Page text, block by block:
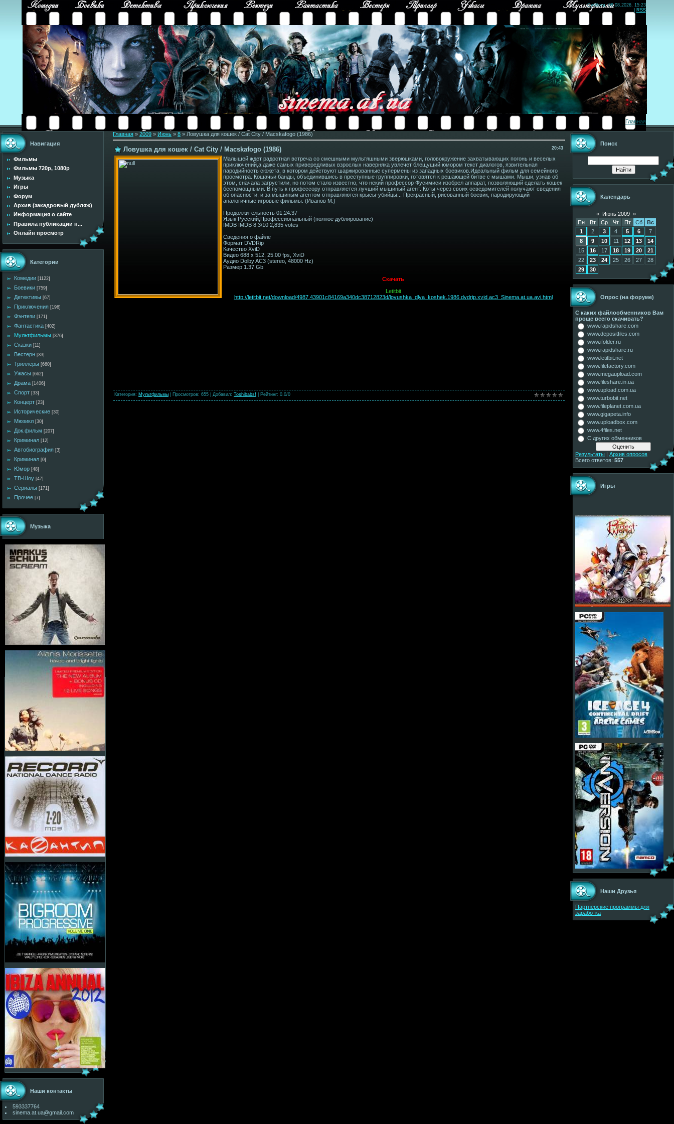
Суббота, 08.08.2026, 15:23
RSS
Главная
Навигация
Фильмы
Фильмы 720p, 1080p
Музыка
Игры
Форум
Архив (закадровый дубляж)
Информация о сайте
Правила публикации н...
Онлайн просмотр
Категории
Комедии [1122]
Боевики [759]
Детективы [67]
Приключения [196]
Фэнтези [171]
Фантастика [402]
Мультфильмы [376]
Сказки [11]
Вестерн [33]
Триллеры [660]
Ужасы [662]
Драма [1406]
Спорт [33]
Концерт [23]
Исторические [30]
Мюзикл [30]
Док.фильм [207]
Криминал [12]
Автобиография [3]
Криминал [0]
Юмор [48]
ТВ-Шоу [47]
Сериалы [171]
Прочее [7]
Музыка
Наши контакты
593337764
sinema.at.ua@gmail.com
Главная » 2009 » Июнь » 8 » Ловушка для кошек / Cat City / Macskafogo (1986)
20:43
Ловушка для кошек / Cat City / Macskafogo (1986)
Малышей ждет радостная встреча со смешными мультяшными зверюшками, головокружение захватывающих погонь и веселых
приключений,а даже самых привередливых взрослых наверняка увлечет блещущий юмором текст диалогов, язвительная
пародийность сюжета, в котором действуют шаржированные супермены из западных боевиков.Идеальный фильм для семейного
просмотра. Кошачьи банды, объединившись в преступные группировки, готовятся к решающей битве с мышами. Мыши, узнав об
этом, сначала загрустили, но потом стало известно, что некий профессор Фусимиси изобрел аппарат, позволяющий сделать кошек
беспомощными. В путь к профессору отправляется лучший мышиный агент. Коты через своих осведомителей получают сведения
об опасности, и за мышиным агентом отправляются крысы-убийцы... Прекрасный, рисованный боевик, пародирующий
аналогичные игровые фильмы. (Иванов М.)
Продолжительность 01:24:37
Язык Русский,Профессиональный (полное дублирование)
IMDB IMDB 8.3/10 2,835 votes
Сведения о файле
Формат DVDRip
Качество XviD
Видео 688 x 512, 25.00 fps, XviD
Аудио Dolby AC3 (stereo, 48000 Hz)
Размер 1.37 Gb
Скачать
Letitbit
http://letitbit.net/download/4987.43901c84169a340dc38712823d/lovushka_dlya_koshek.1986.dvdrip.xvid.ac3_Sinema.at.ua.avi.html
Категория: Мультфильмы Просмотров: 655 | Добавил: Toshibabsf Рейтинг: 0.0/0
Поиск
Календарь
« Июнь 2009 »
Пн
Вт Ср Чт Пт Сб
Вс
1
2 3 4 5 6
7
8
9 10 11 12 13
14
15
16 17 18 19 20
21
22
23 24 25 26 27
28
29
30
Опрос (на форуме)
С каких файлообменников Вам
проще всего скачивать?
www.rapidshare.com
www.depositfiles.com
www.ifolder.ru
www.rapidshare.ru
www.letitbit.net
www.filefactory.com
www.megaupload.com
www.fileshare.in.ua
www.upload.com.ua
www.turbobit.net
www.fileplanet.com.ua
www.gigapeta.info
www.uploadbox.com
www.4files.net
С других обменников
Результаты | Архив опросов
Всего ответов: 557
Игры
Наши Друзья
Партнерские программы для
заработка